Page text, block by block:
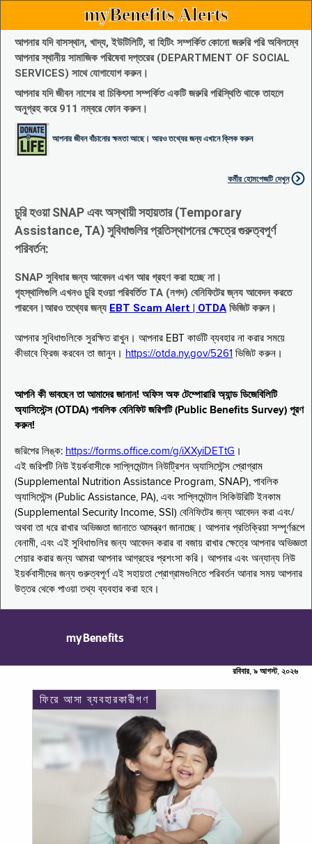
myBenefits Alerts
আপনার যদি বাসস্থান, খাদ্য, ইউটিলিটি, বা হিটিং সম্পর্কিত কোনো জরুরি পরি অবিলম্বে
আপনার স্থানীয় সামাজিক পরিষেবা দপ্তরের (DEPARTMENT OF SOCIAL
SERVICES) সাথে যোগাযোগ করুন।
আপনার যদি জীবন নাশের বা চিকিৎসা সম্পর্কিত একটি জরুরি পরিস্থিতি থাকে তাহলে
অনুগ্রহ করে 911 নম্বরে ফোন করুন।
আপনার জীবন বাঁচানোর ক্ষমতা আছে। আরও তথ্যের জন্য এখানে ক্লিক করুন
কর্মীর হোমপেজটি দেখুন
চুরি হওয়া SNAP এবং অস্থায়ী সহায়তার (Temporary
Assistance, TA) সুবিধাগুলির প্রতিস্থাপনের ক্ষেত্রে গুরুত্বপূর্ণ
পরিবর্তন:
SNAP সুবিধার জন্য আবেদন এখন আর গ্রহণ করা হচ্ছে না।
গৃহস্থালিগুলি এখনও চুরি হওয়া পরিবর্তিত TA (নগদ) বেনিফিটের জ্নয আবেদন করতে
পারবেন।আরও তথ্যের জন্য EBT Scam Alert | OTDA ভিজিট করুন।
আপনার সুবিধাগুলিকে সুরক্ষিত রাখুন। আপনার EBT কার্ডটি ব্যবহার না করার সময়ে
কীভাবে ফ্রিজ করবেন তা জানুন। https://otda.ny.gov/5261 ভিজিট করুন।
আপনি কী ভাবছেন তা আমাদের জানান! অফিস অফ টেম্পোরারি অ্যান্ড ডিজেবিলিটি
অ্যাসিস্টেন্স (OTDA) পাবলিক বেনিফিট জরিপটি (Public Benefits Survey) পূরণ
করুন!
জরিপের লিঙ্ক: https://forms.office.com/g/iXXyiDETtG ।
এই জরিপটি নিউ ইয়র্কবাসীকে সাপ্লিমেন্টাল নিউট্রিশন অ্যাসিস্টেন্স প্রোগ্রাম
(Supplemental Nutrition Assistance Program, SNAP), পাবলিক
অ্যাসিস্টেন্স (Public Assistance, PA), এবং সাপ্লিমেন্টাল সিকিউরিটি ইনকাম
(Supplemental Security Income, SSI) বেনিফিটের জন্য আবেদন করা এবং/
অথবা তা ধরে রাখার অভিজ্ঞতা জানাতে আমন্ত্রণ জানাচ্ছে। আপনার প্রতিক্রিয়া সম্পূর্ণরূপে
বেনামী, এবং এই সুবিধাগুলির জন্য আবেদন করার বা বজায় রাখার ক্ষেত্রে আপনার অভিজ্ঞতা
শেয়ার করার জন্য আমরা আপনার আগ্রহের প্রশংসা করি। আপনার এবং অন্যান্য নিউ
ইয়র্কবাসীদের জন্য গুরুত্বপূর্ণ এই সহায়তা প্রোগ্রামগুলিতে পরিবর্তন আনার সময় আপনার
উত্তর থেকে পাওয়া তথ্য ব্যবহার করা হবে।
myBenefits
রবিবার, ৯ আগস্ট, ২০২৬
ফিরে আসা ব্যবহারকারীগণ